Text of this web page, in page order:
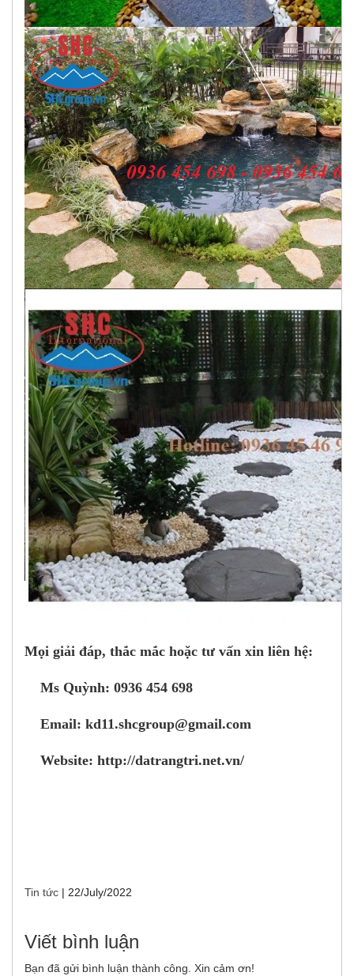
Mọi giải đáp, thắc mắc hoặc tư vấn xin liên hệ:
Ms Quỳnh: 0936 454 698
Email: kd11.shcgroup@gmail.com
Website: http://datrangtri.net.vn/
Tin tức | 22/July/2022
Viết bình luận
Bạn đã gửi bình luận thành công. Xin cảm ơn!